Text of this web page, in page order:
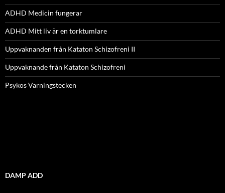
ADHD Medicin fungerar
ADHD Mitt liv är en torktumlare
Uppvaknanden från Kataton Schizofreni II
Uppvaknande från Kataton Schizofreni
Psykos Varningstecken
DAMP ADD